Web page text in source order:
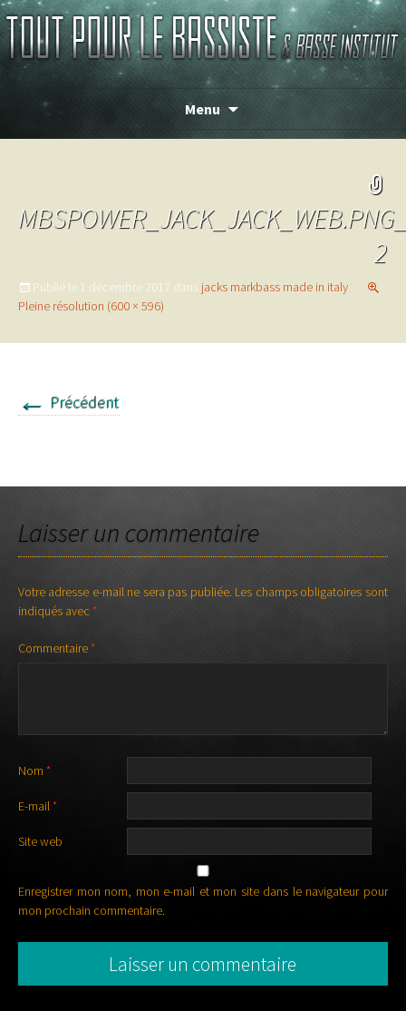
TOUT POUR LE BASSISTE
Menu
2
Publié le 1 décembre 2017 dans jacks markbass made in italy
Pleine résolution (600 × 596)
← Précédent
Laisser un commentaire
Votre adresse e-mail ne sera pas publiée. Les champs obligatoires sont
indiqués avec *
Commentaire*
Nom *
E-mail*
Site web
Enregistrer mon nom, mon e-mail et mon site dans le navigateur pour
mon prochain commentaire.